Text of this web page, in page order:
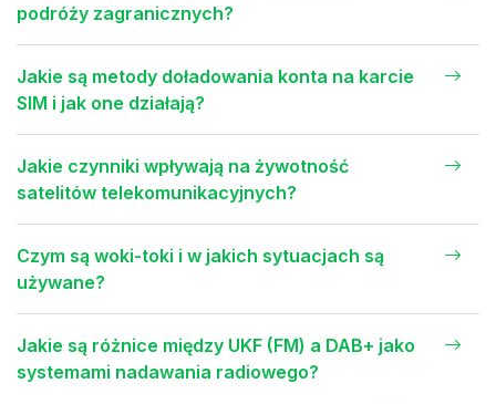
podróży zagranicznych?
Jakie są metody doładowania konta na karcie
SIM i jak one działają?
Jakie czynniki wpływają na żywotność
satelitów telekomunikacyjnych?
Czym są woki-toki i w jakich sytuacjach są
używane?
Jakie są różnice między UKF (FM) a DAB+ jako
systemami nadawania radiowego?